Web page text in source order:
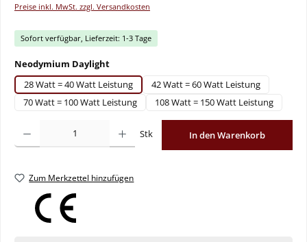
Preise inkl. MwSt. zzgl. Versandkosten
Sofort verfügbar, Lieferzeit: 1-3 Tage
Neodymium Daylightauswählen
28 Watt = 40 Watt Leistung
42 Watt = 60 Watt Leistung
70 Watt = 100 Watt Leistung
108 Watt = 150 Watt Leistung
Stk In den Warenkorb
Zum Merkzettel hinzufügen